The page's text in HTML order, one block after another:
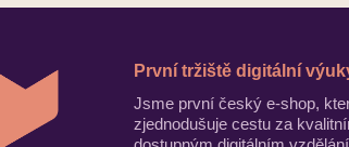
První tržiště digitální
Jsme první český e-shop,
zjednodušuje cestu za